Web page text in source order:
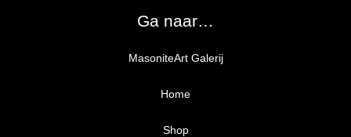
Ga naar…
MasoniteArt Galerij
Home
Shop